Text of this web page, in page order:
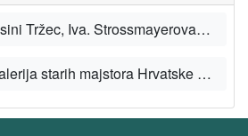
Dulibić, Ljerka; Pasini Tržec, Iva. Strossmayerova zbirka starih majstora. Zagreb: HAZU, 2018.
Strossmayerova galerija starih majstora Hrvatske akademije znanosti i umjetnosti [mrežno mjesto/web sites], HAZU.